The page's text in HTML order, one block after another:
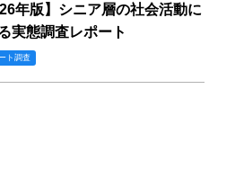
年版】シニア層の社会活動に
実態調査レポート
ト調査